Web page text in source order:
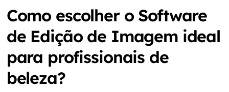
Como escolher o Software
de Edição de Imagem ideal
para profissionais de
beleza?